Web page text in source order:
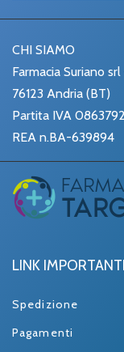
CHI SIAMO
Farmacia Suriano
76123 Andria (BT)
Partita IVA
REA n.BA-639894
LINK IMPORTANTI
Spedizione
Pagamenti